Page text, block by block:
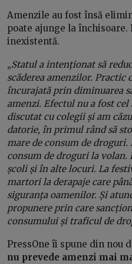
Amenzile au fost însă
poate ajunge la închisoare.
inexistentă.
„Statul a intenționat să
scăderea amenzilor. Practic
încurajată prin diminuarea
amenzi. Efectul nu a fost
discutat cu colegii și am
datorie, în primul rând să
mare de consum de
consum de droguri la
școli și în alte locuri. La
martori la derapaje care
siguranța oamenilor. Și
propunere prin care
consumului și traficul de
PressOne îi spune din nou
nu prevede amenzi mai